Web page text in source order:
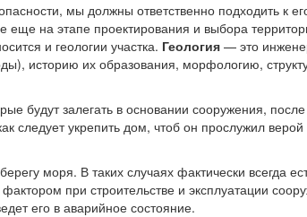
мы должны ответственно подходить к
на этапе проектирования и выбора
и геологии участка. Геология — это
историю их образования, морфологию,
будут залегать в основании сооружения, после
следует укрепить дом, чтоб он прослужил верой
моря. В таких случаях фактически всегда
при строительстве и эксплуатации
его в аварийное состояние.